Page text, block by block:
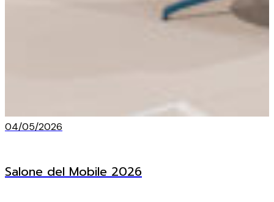
04/05/2026
Salone del Mobile 2026